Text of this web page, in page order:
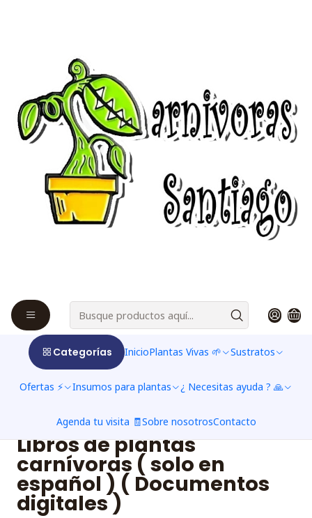
Categorías InicioPlantas Vivas 🌱 Sustratos
Ofertas ⚡ Insumos para plantas ¿ Necesitas ayuda ? 🙏
Agenda tu visita 🧾Sobre nosotrosContacto
Libros de plantas
carnívoras ( solo en
español ) ( Documentos
digitales )